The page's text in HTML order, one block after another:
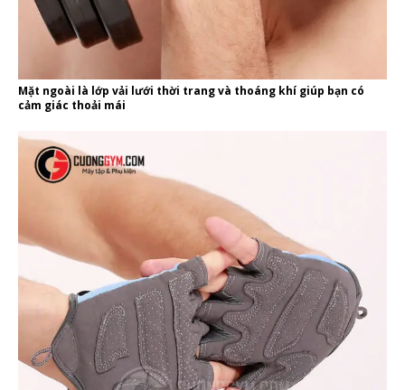
Mặt ngoài là lớp vải lưới thời trang và thoáng khí giúp bạn có
cảm giác thoải mái